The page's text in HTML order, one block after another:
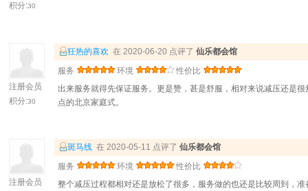
积分:30
注册会员
积分:30
狂热的喜欢 在 2020-06-20 点评了 仙乐都会馆
服务
环境
性价比
出来服务就得先保证服务。更是赞，甚是舒服，相对来说减压还是
点的北京家庭式。
注册会员
斑马线 在 2020-05-11 点评了 仙乐都会馆
服务
环境
性价比
整个减压过程都相对还是放松了很多，服务做的也还是比较周到，